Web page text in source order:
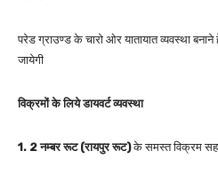
परेड ग्राउण्ड के चारो ओर यातायात व्यवस्था
जायेगी
विक्रमों के लिये डायवर्ट व्यवस्था
1. 2 नम्बर रूट (रायपुर रूट)के समस्त विक्रम